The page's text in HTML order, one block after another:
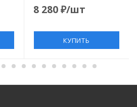
8 280₽/шт
КУПИТЬ